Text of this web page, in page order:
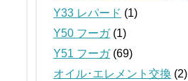
Y33 レパード (1)
Y50 フーガ(1)
Y51 フーガ(69)
オイル･エレメント交換 (2)